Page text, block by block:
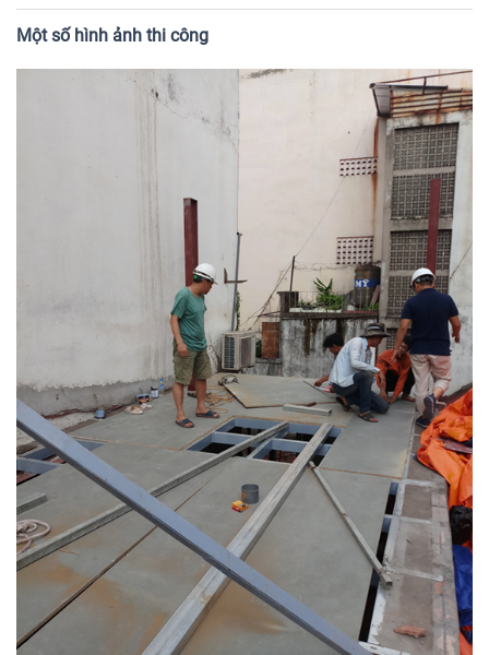
Một số hình ảnh thi công